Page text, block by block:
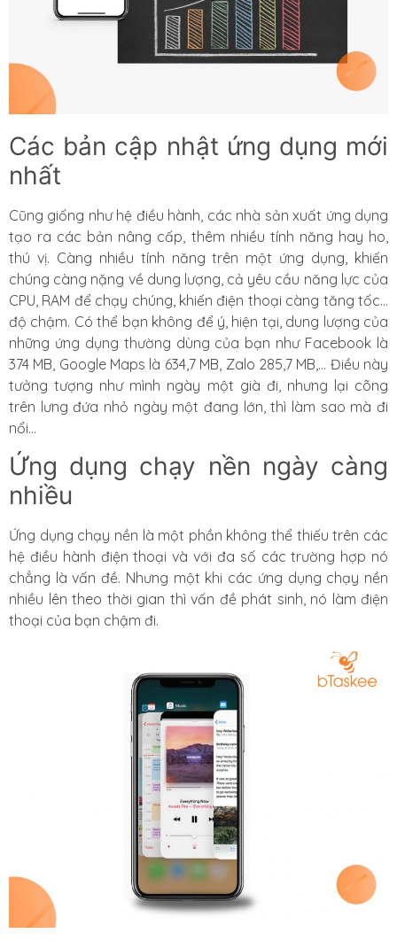
Các bản cập nhật ứng dụng mới
nhất
Cũng giống như hệ điều hành, các nhà sản xuất ứng dụng
tạo ra các bản nâng cấp, thêm nhiều tính năng hay ho,
thú vị. Càng nhiều tính năng trên một ứng dụng, khiến
chúng càng nặng về dung lượng, cả yêu cầu năng lực của
CPU, RAM để chạy chúng, khiến điện thoại càng tăng tốc…
độ chậm. Có thể bạn không để ý, hiện tại, dung lượng của
những ứng dụng thường dùng của bạn như Facebook là
374 MB, Google Maps là 634,7 MB, Zalo 285,7 MB,… Điều này
tưởng tượng như mình ngày một già đi, nhưng lại cõng
trên lưng đứa nhỏ ngày một đang lớn, thì làm sao mà đi
nổi…
Ứng dụng chạy nền ngày càng
nhiều
Ứng dụng chạy nền là một phần không thể thiếu trên các
hệ điều hành điện thoại và với đa số các trường hợp nó
chẳng là vấn đề. Nhưng một khi các ứng dụng chạy nền
nhiều lên theo thời gian thì vấn đề phát sinh, nó làm điện
thoại của bạn chậm đi.